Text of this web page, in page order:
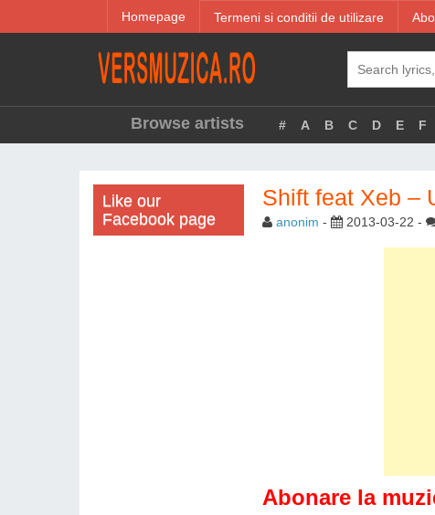
Homepage Termeni si conditii de utilizare
Browse artists # A B C D E F
Like our
Facebook page
Shift feat Xeb –
anonim - 2013-03-22 -
Abonare la